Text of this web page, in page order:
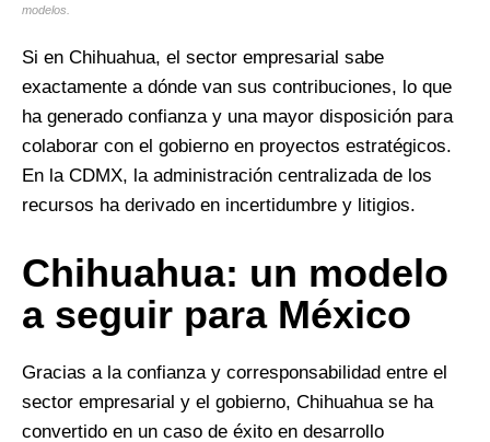
modelos.
Si en Chihuahua, el sector empresarial sabe
exactamente a dónde van sus contribuciones, lo que
ha generado confianza y una mayor disposición para
colaborar con el gobierno en proyectos estratégicos.
En la CDMX, la administración centralizada de los
recursos ha derivado en incertidumbre y litigios.
Chihuahua: un modelo
a seguir para México
Gracias a la confianza y corresponsabilidad entre el
sector empresarial y el gobierno, Chihuahua se ha
convertido en un caso de éxito en desarrollo